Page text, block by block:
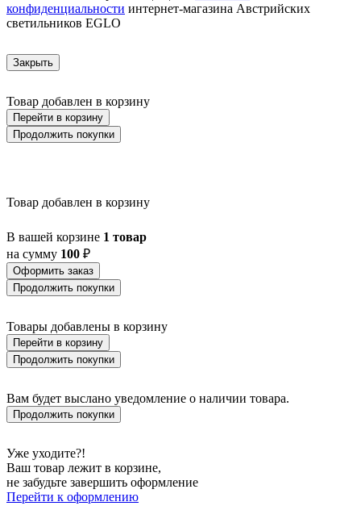
AZAR 60
AZBARREN
BAILRIGG
BALEZZE
BALIGUIAN
BALLINA
BALMAHA
BALNARIO
BARBOTTO
BARI-M
BARNSTAPLE
BASALGO 1
BASILANO
BASILDON
BATALLAS
BAZELY
BELCREDA
BELESAR
BELLIZZI
BELLSHILL
BENARIBA
BERHALA
BERNABETA
BERNABETTA
конфиденциальности интернет-магазина Австрийских
светильников EGLO
Закрыть
Товар добавлен в корзину
Перейти в корзину
Продолжить покупки
Товар добавлен в корзину
В вашей корзине 1 товар
на сумму 100 ₽
Оформить заказ
Продолжить покупки
Товары добавлены в корзину
Перейти в корзину
Продолжить покупки
Вам будет выслано уведомление о наличии товара.
Продолжить покупки
Уже уходите?!
Ваш товар лежит в корзине,
не забудьте завершить оформление
Перейти к оформлению